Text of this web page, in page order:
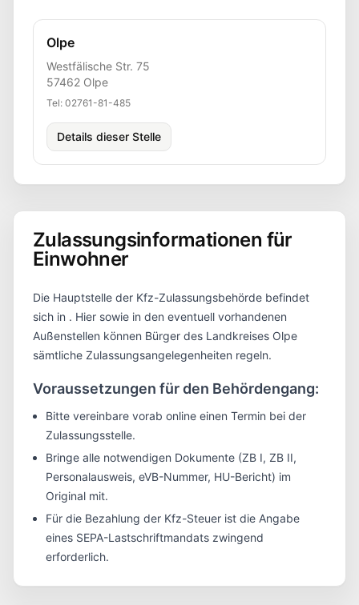
Olpe
Westfälische Str. 75
57462 Olpe
Tel: 02761-81-485
Details dieser Stelle
Zulassungsinformationen für
Einwohner
Die Hauptstelle der Kfz-Zulassungsbehörde befindet
sich in . Hier sowie in den eventuell vorhandenen
Außenstellen können Bürger des Landkreises Olpe
sämtliche Zulassungsangelegenheiten regeln.
Voraussetzungen für den Behördengang:
Bitte vereinbare vorab online einen Termin bei der
Zulassungsstelle.
Bringe alle notwendigen Dokumente (ZB I, ZB II,
Personalausweis, eVB-Nummer, HU-Bericht) im
Original mit.
Für die Bezahlung der Kfz-Steuer ist die Angabe
eines SEPA-Lastschriftmandats zwingend
erforderlich.